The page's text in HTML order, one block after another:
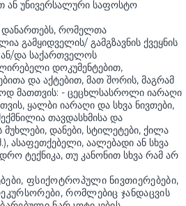
ან უნივერსალური საფოსტო
დანართებს, რომელთა
გამყიდველის/ გამგზავნის ქვეყნის
და საქართველოს
დოკუმენტებით,
და აქტებით, მათ შორის, მაგრამ
მათთვის: - ცეცხლსასროლი იარაღი
ყალბი იარაღი და სხვა ნივთები,
თავდასხმისა და
მუხლები, დანები, სტილეტები, ქილა
ასაფეთქებელი, აალებადი ან სხვა
ტექნიკა, თუ კანონით სხვა რამ არ
ფსიქოტროპული ნივთიერებები,
რომლებიც ჯანდაცვის